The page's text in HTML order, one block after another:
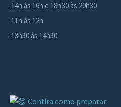
: 14h às 16h e 18h30 às 20h30
: 11h às 12h
: 13h30 às 14h30